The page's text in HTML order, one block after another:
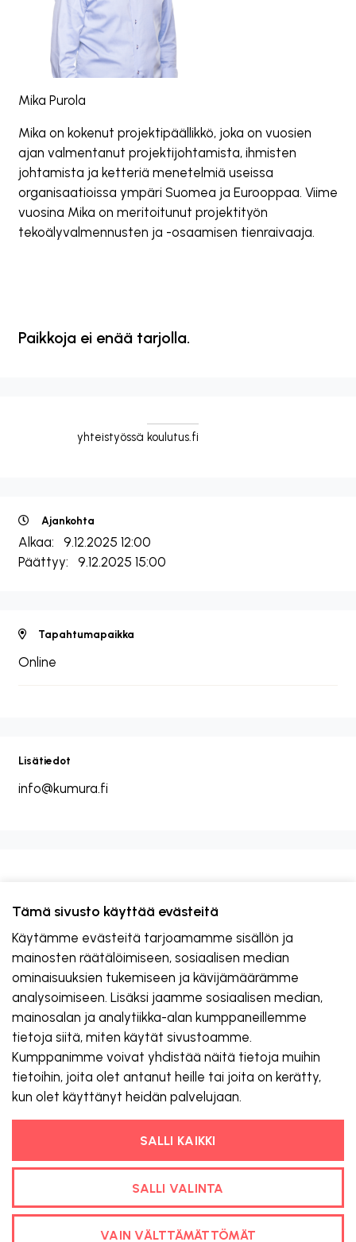
Mika Purola
Mika on kokenut projektipäällikkö, joka on vuosien
ajan valmentanut projektijohtamista, ihmisten
johtamista ja ketteriä menetelmiä useissa
organisaatioissa ympäri Suomea ja Eurooppaa. Viime
vuosina Mika on meritoitunut projektityön
tekoälyvalmennusten ja -osaamisen tienraivaaja.
Paikkoja ei enää tarjolla.
yhteistyössä koulutus.fi
Ajankohta
Alkaa: 9.12.2025 12:00
Päättyy: 9.12.2025 15:00
Tapahtumapaikka
Online
Lisätiedot
info@kumura.fi
Valmennuksen päätteeksi saatdigitaalisen
osaamismerkin, jonka voit julkaista esimerkiksi
LinkedIn-profiilissasi.
Tämä sivusto käyttää evästeitä
Käytämme evästeitä tarjoamamme sisällön ja
mainosten räätälöimiseen, sosiaalisen median
ominaisuuksien tukemiseen ja kävijämäärämme
analysoimiseen. Lisäksi jaamme sosiaalisen median,
mainosalan ja analytiikka-alan kumppaneillemme
tietoja siitä, miten käytät sivustoamme.
Kumppanimme voivat yhdistää näitä tietoja muihin
tietoihin, joita olet antanut heille tai joita on kerätty,
kun olet käyttänyt heidän palvelujaan.
SALLI KAIKKI
SALLI VALINTA
VAIN VÄLTTÄMÄTTÖMÄT